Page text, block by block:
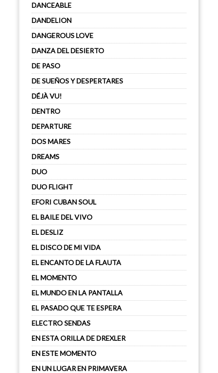
DANCEABLE
DANDELION
DANGEROUS LOVE
DANZA DEL DESIERTO
DE PASO
DE SUEÑOS Y DESPERTARES
DÉJÀ VU!
DENTRO
DEPARTURE
DOS MARES
DREAMS
DUO
DUO FLIGHT
EFORI CUBAN SOUL
EL BAILE DEL VIVO
EL DESLIZ
EL DISCO DE MI VIDA
EL ENCANTO DE LA FLAUTA
EL MOMENTO
EL MUNDO EN LA PANTALLA
EL PASADO QUE TE ESPERA
ELECTRO SENDAS
EN ESTA ORILLA DE DREXLER
EN ESTE MOMENTO
EN UN LUGAR EN PRIMAVERA